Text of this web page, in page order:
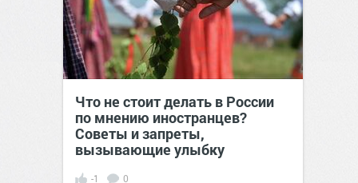
Что не стоит делать в России
по мнению иностранцев?
Советы и запреты,
вызывающие улыбку
-1 0